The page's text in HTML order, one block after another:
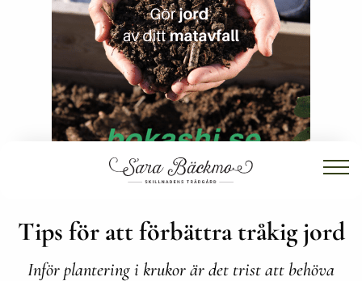
Tips för att förbättra tråkig jord
Inför plantering i krukor är det trist att behöva